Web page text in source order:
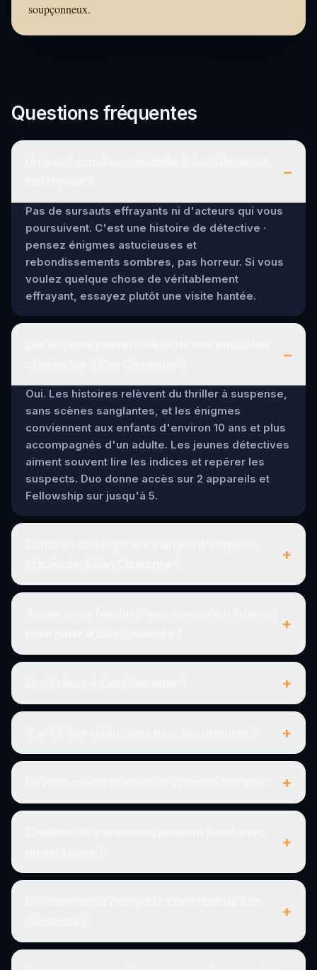
soupçonneux.
Questions fréquentes
–
Pas de sursauts effrayants ni d'acteurs qui vous
poursuivent. C'est une histoire de détective ·
pensez énigmes astucieuses et
rebondissements sombres, pas horreur. Si vous
voulez quelque chose de véritablement
effrayant, essayez plutôt une visite hantée.
–
Oui. Les histoires relèvent du thriller à suspense,
sans scènes sanglantes, et les énigmes
conviennent aux enfants d'environ 10 ans et plus
accompagnés d'un adulte. Les jeunes détectives
aiment souvent lire les indices et repérer les
suspects. Duo donne accès sur 2 appareils et
Fellowship sur jusqu'à 5.
+
+
+
+
+
+
+